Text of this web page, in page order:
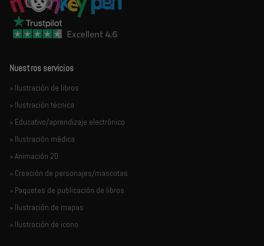
Nuestros servicios
» Ilustración de libros
» Ilustración técnica
» Educativo/aprendizaje electrónico
» Ilustración médica
» Animación 2D
» Creación de personajes/mascotas
» Paquetes de publicación de libros
» Ilustración de mapas
» Ilustración de icono